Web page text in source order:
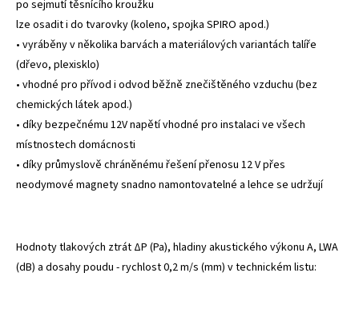
po sejmutí těsnícího kroužku
lze osadit i do tvarovky (koleno, spojka SPIRO apod.)
• vyráběny v několika barvách a materiálových variantách talíře
(dřevo, plexisklo)
• vhodné pro přívod i odvod běžně znečištěného vzduchu (bez
chemických látek apod.)
• díky bezpečnému 12V napětí vhodné pro instalaci ve všech
místnostech domácnosti
• díky průmyslově chráněnému řešení přenosu 12 V přes
neodymové magnety snadno namontovatelné a lehce se udržují
Hodnoty tlakových ztrát ΔP (Pa), hladiny akustického výkonu A, LWA
(dB) a dosahy poudu - rychlost 0,2 m/s (mm) v technickém listu: